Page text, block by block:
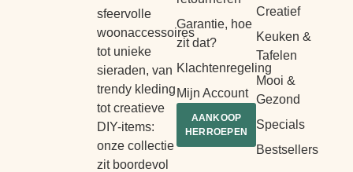
sfeervolle
woonaccessoires
tot unieke
sieraden, van
trendy kleding
tot creatieve
DIY-items:
onze collectie
zit boordevol
Creatief
Keuken &
Tafelen
Mooi &
Gezond
Specials
Bestsellers
Garantie, hoe
zit dat?
Klachtenregeling
Mijn Account
AANKOOP
HERROEPEN